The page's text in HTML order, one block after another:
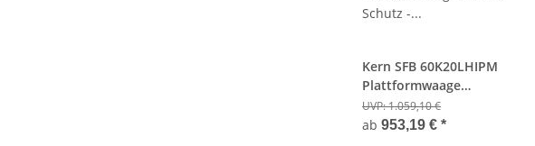
Kern SFB 60K20LHIPM
Plattformwaage
IP65/67 Schutz -
60Kg/20g -Hochanzeige
UVP:1.059,10 €
ab 953,19 € *